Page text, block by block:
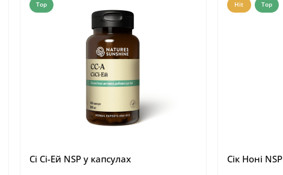
Top
Сі Сі-Ей NSP у капсулах
Hit Top
Сік Ноні NSP